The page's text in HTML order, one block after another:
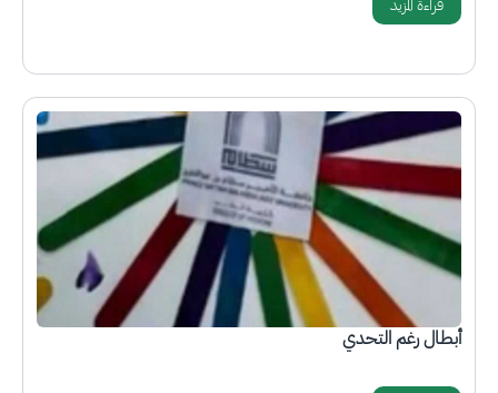
قراءة المزيد
الصورة
أبطال رغم التحدي